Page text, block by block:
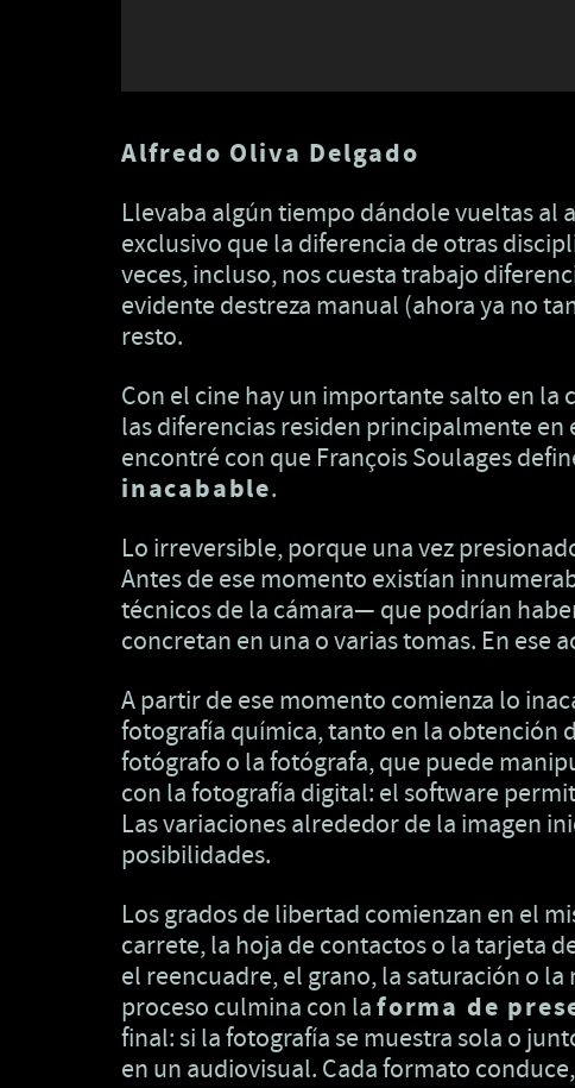
Alfredo Oliva Delgado
Llevaba algún tiempo dándole vueltas al
exclusivo que la diferencia de otras
veces, incluso, nos cuesta trabajo
evidente destreza manual (ahora ya no
resto.
Con el cine hay un importante salto en
las diferencias residen principalmente en
encontré con que François Soulages
inacabable.
Lo irreversible, porque una vez
Antes de ese momento existían
técnicos de la cámara— que podrían
concretan en una o varias tomas. En ese
A partir de ese momento comienza lo
fotografía química, tanto en la obtención
fotógrafo o la fotógrafa, que puede
con la fotografía digital: el software
Las variaciones alrededor de la imagen
posibilidades.
Los grados de libertad comienzan en el
carrete, la hoja de contactos o la tarjeta
el reencuadre, el grano, la saturación o
proceso culmina con laforma de
final: si la fotografía se muestra sola o
en un audiovisual. Cada formato